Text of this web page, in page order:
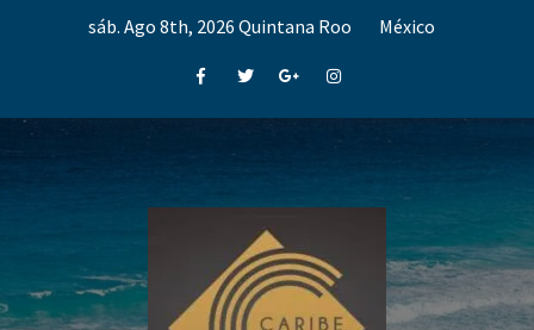
sáb. Ago 8th, 2026 Quintana Roo México
FacebookTwitterGoogle+Instagram